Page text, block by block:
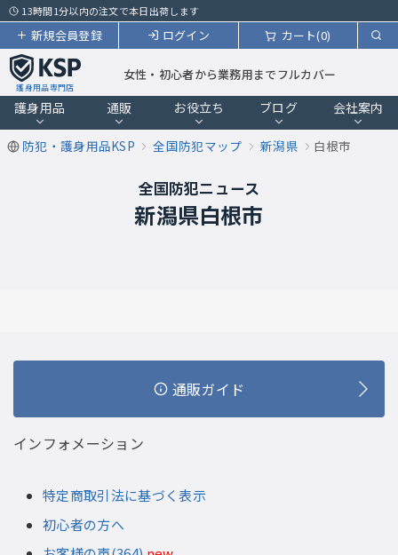
13時間1分以内の注文で本日出荷します
カート(0)
ログイン
新規会員登録
護身用品専門店
女性・初心者から業務用までフルカバー
護身用品 通販 お役立ち ブログ 会社案内
防犯・護身用品KSP 全国防犯マップ 新潟県 白根市
全国防犯ニュース
新潟県白根市
通販ガイド
インフォメーション
特定商取引法に基づく表示
初心者の方へ